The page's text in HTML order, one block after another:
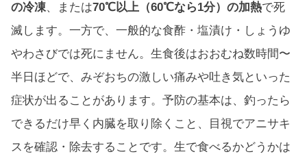
の冷凍、または70℃以上（60℃なら1分）の加熱で死
滅します。一方で、一般的な食酢・塩漬け・しょうゆ
やわさびでは死にません。生食後はおおむね数時間〜
半日ほどで、みぞおちの激しい痛みや吐き気といった
症状が出ることがあります。予防の基本は、釣ったら
できるだけ早く内臓を取り除くこと、目視でアニサキ
スを確認・除去することです。生で食べるかどうかは